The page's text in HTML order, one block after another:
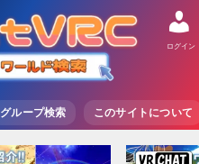
グループ検索 このサイトについて
ログイン